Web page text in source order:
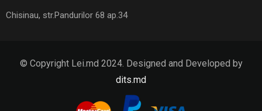
Chisinau, str.Pandurilor 68 ap.34
© Copyright Lei.md 2024. Designed and Developed by
dits.md